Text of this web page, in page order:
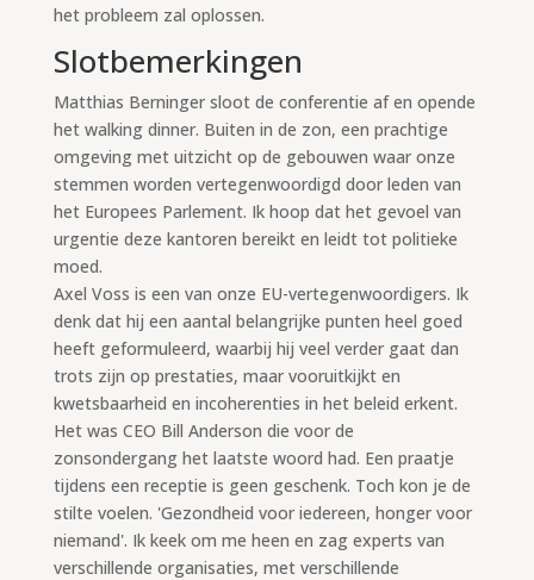
het probleem zal oplossen.
Slotbemerkingen
Matthias Berninger sloot de conferentie af en opende
het walking dinner. Buiten in de zon, een prachtige
omgeving met uitzicht op de gebouwen waar onze
stemmen worden vertegenwoordigd door leden van
het Europees Parlement. Ik hoop dat het gevoel van
urgentie deze kantoren bereikt en leidt tot politieke
moed.
Axel Voss is een van onze EU-vertegenwoordigers. Ik
denk dat hij een aantal belangrijke punten heel goed
heeft geformuleerd, waarbij hij veel verder gaat dan
trots zijn op prestaties, maar vooruitkijkt en
kwetsbaarheid en incoherenties in het beleid erkent.
Het was CEO Bill Anderson die voor de
zonsondergang het laatste woord had. Een praatje
tijdens een receptie is geen geschenk. Toch kon je de
stilte voelen. 'Gezondheid voor iedereen, honger voor
niemand'. Ik keek om me heen en zag experts van
verschillende organisaties, met verschillende